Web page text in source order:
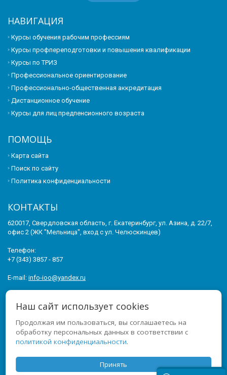
НАВИГАЦИЯ
Курсы обучения рабочим профессиям
Курсы профпереподготовки и повышения квалификации
Курсы по ТРИЗ
Профессиональное ориентирование
Профессионально-общественная аккредитация
Дистанционное обучение
Курсы для лиц предпенсионного возраста
ПОМОЩЬ
Карта сайта
Поиск по сайту
Политика конфиденциальности
КОНТАКТЫ
620017, Свердловская область, г. Екатеринбург, ул. Азина, д. 22/7,
офис 2 (ЖК "Мельница", вход с ул. Челюскинцев)
Телефон:
+7 (343) 3857 - 857
E-mail: info-ioo@yandex.ru
ПРАВА ЗАЩИЩЕНЫ.
МЫ В СОЦСЕТЯХ
Наш сайт использует cookies
Продолжая им пользоваться, вы соглашаетесь на
обработку персональных данных в соответствии с
политикой конфиденциальности.
Принять